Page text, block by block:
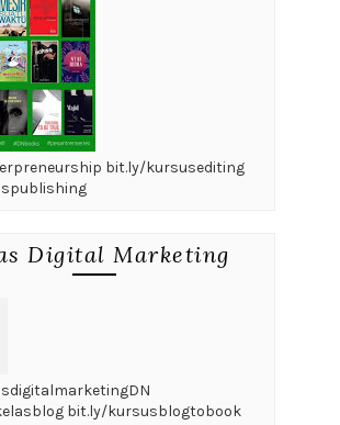
bit.ly/kursusediting
Digital Marketing
bit.ly/kursusblogtobook